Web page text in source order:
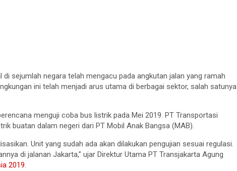
sejumlah negara telah mengacu pada angkutan jalan yang ramah
ini telah menjadi arus utama di berbagai sektor, salah satunya
menguji coba bus listrik pada Mei 2019. PT Transportasi
buatan dalam negeri dari PT Mobil Anak Bangsa (MAB).
Unit yang sudah ada akan dilakukan pengujian sesuai regulasi.
di jalanan Jakarta,” ujar Direktur Utama PT Transjakarta Agung
2019.